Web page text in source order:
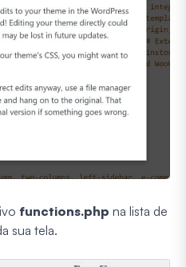
functions.php na lista de
sua tela.